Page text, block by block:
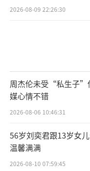
她觉得这不太属
人更紧密的联
影。“当别人问
我毫不犹豫地选
了不起的地方，
的名目，我说都
摄中‘不怕死’的
2026-08-09 22:26:30
周杰伦未受“私生子”
媒心情不错
2026-08-06 10:46:31
56岁刘奕君跟13岁女
温馨满满
2026-08-10 07:59:45